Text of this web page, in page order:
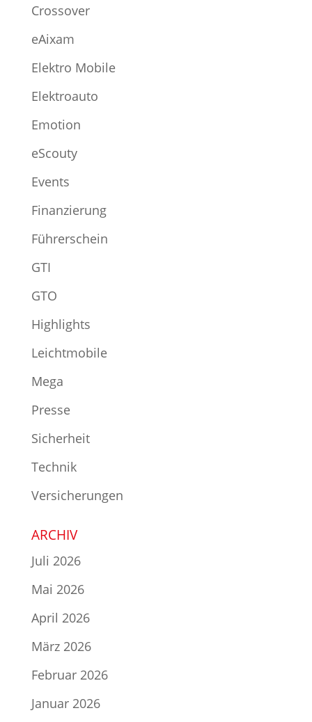
Crossover
eAixam
Elektro Mobile
Elektroauto
Emotion
eScouty
Events
Finanzierung
Führerschein
GTI
GTO
Highlights
Leichtmobile
Mega
Presse
Sicherheit
Technik
Versicherungen
ARCHIV
Juli 2026
Mai 2026
April 2026
März 2026
Februar 2026
Januar 2026